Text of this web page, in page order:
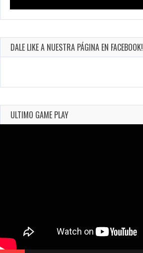
DALE LIKE A NUESTRA PÁGINA EN FACEBOOK!
ULTIMO GAME PLAY